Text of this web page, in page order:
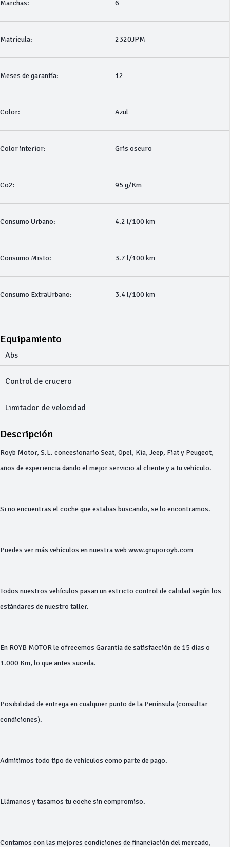
Marchas: 6
Matrícula: 2320JPM
Meses de garantía: 12
Color: Azul
Color interior: Gris oscuro
Co2: 95 g/Km
Consumo Urbano: 4.2 l/100 km
Consumo Misto: 3.7 l/100 km
Consumo ExtraUrbano: 3.4 l/100 km
Equipamiento
Abs
Control de crucero
Limitador de velocidad
Descripción
Royb Motor, S.L. concesionario Seat, Opel, Kia, Jeep, Fiat y Peugeot,
años de experiencia dando el mejor servicio al cliente y a tu vehículo.
Si no encuentras el coche que estabas buscando, se lo encontramos.
Puedes ver más vehículos en nuestra web www.gruporoyb.com
Todos nuestros vehículos pasan un estricto control de calidad según los
estándares de nuestro taller.
En ROYB MOTOR le ofrecemos Garantía de satisfacción de 15 días o
1.000 Km, lo que antes suceda.
Posibilidad de entrega en cualquier punto de la Península (consultar
condiciones).
Admitimos todo tipo de vehículos como parte de pago.
Llámanos y tasamos tu coche sin compromiso.
Contamos con las mejores condiciones de financiación del mercado,